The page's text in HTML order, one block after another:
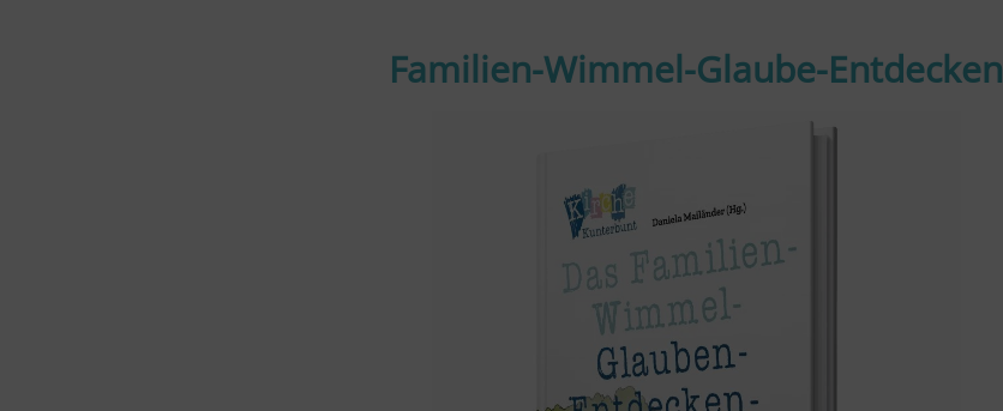
Familien-Wimmel-Glaube-Entdecken